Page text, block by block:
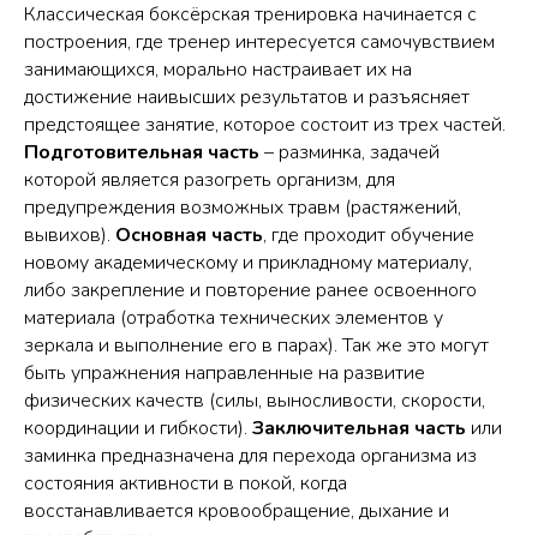
Классическая боксёрская тренировка начинается с
построения, где тренер интересуется самочувствием
занимающихся, морально настраивает их на
достижение наивысших результатов и разъясняет
предстоящее занятие, которое состоит из трех частей.
Подготовительная часть – разминка, задачей
которой является разогреть организм, для
предупреждения возможных травм (растяжений,
вывихов). Основная часть, где проходит обучение
новому академическому и прикладному материалу,
либо закрепление и повторение ранее освоенного
материала (отработка технических элементов у
зеркала и выполнение его в парах). Так же это могут
быть упражнения направленные на развитие
физических качеств (силы, выносливости, скорости,
координации и гибкости). Заключительная часть или
заминка предназначена для перехода организма из
состояния активности в покой, когда
восстанавливается кровообращение, дыхание и